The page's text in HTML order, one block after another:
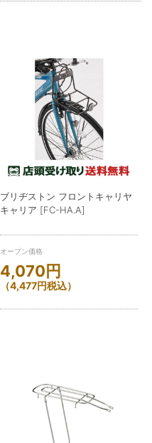
ブリヂストン フロントキャリヤ
キャリア [FC-HA.A]
オープン価格
4,070円
（4,477円税込）